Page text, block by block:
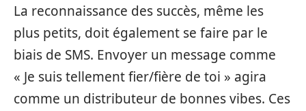
La reconnaissance des succès, même les
plus petits, doit également se faire par le
biais de SMS. Envoyer un message comme
« Je suis tellement fier/fière de toi » agira
comme un distributeur de bonnes vibes. Ces